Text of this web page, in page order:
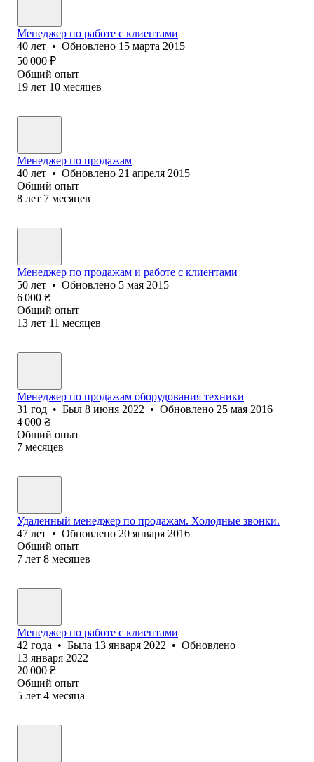
Менеджер по работе с клиентами
40 лет • Обновлено 15 марта 2015
50 000 ₽
Общий опыт
19 лет 10 месяцев
Менеджер по продажам
40 лет • Обновлено 21 апреля 2015
Общий опыт
8 лет 7 месяцев
Менеджер по продажам и работе с клиентами
50 лет • Обновлено 5 мая 2015
6 000 ₴
Общий опыт
13 лет 11 месяцев
Менеджер по продажам оборудования техники
31 год • Был 8 июня 2022 • Обновлено 25 мая 2016
4 000 ₴
Общий опыт
7 месяцев
Удаленный менеджер по продажам. Холодные звонки.
47 лет • Обновлено 20 января 2016
Общий опыт
7 лет 8 месяцев
Менеджер по работе с клиентами
42 года • Была 13 января 2022 • Обновлено
13 января 2022
20 000 ₴
Общий опыт
5 лет 4 месяца